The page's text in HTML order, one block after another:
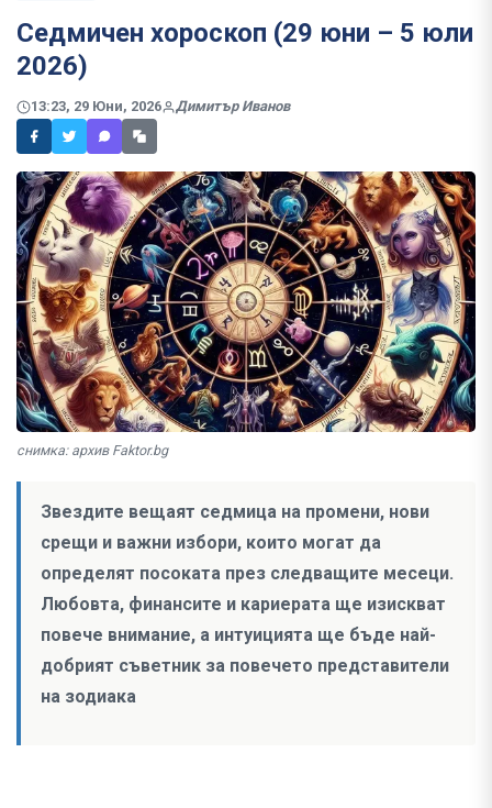
Седмичен хороскоп (29 юни – 5 юли
2026)
13:23, 29 Юни, 2026 Димитър Иванов
снимка: архив Faktor.bg
Звездите вещаят седмица на промени, нови
срещи и важни избори, които могат да
определят посоката през следващите месеци.
Любовта, финансите и кариерата ще изискват
повече внимание, а интуицията ще бъде най-
добрият съветник за повечето представители
на зодиака